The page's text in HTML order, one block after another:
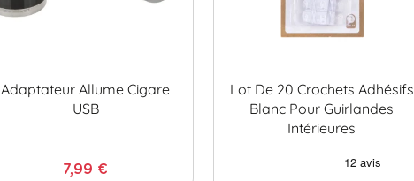
Adaptateur Allume Cigare
USB
7,99 €
Lot De 20 Crochets Adhésifs
Blanc Pour Guirlandes
Intérieures